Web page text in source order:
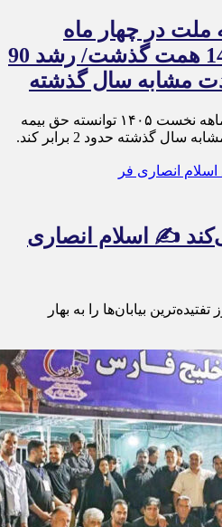
ملت در چهار ماه
نخست امسال از 14.5 همت گذشت/ رشد 90
مشابه سال گذشته
ماناسپهر - بیمه ملت در چهار ماهه نخست ۱۴٠۵ توانسته حق بیمه
گذشته حدود 2 برابر کند.
✍️ اسلام انصاری
بیابان‌ها را به بهار